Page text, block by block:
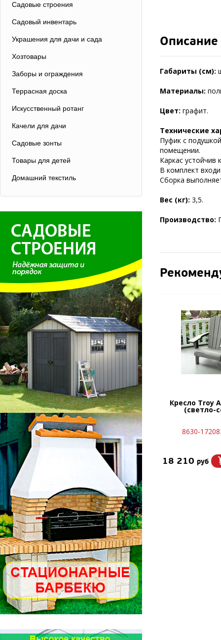
Садовые строения
Садовый инвентарь
Украшения для дачи и сада
Хозтовары
Заборы и ограждения
Террасная доска
Искусственный ротанг
Качели для дачи
Садовые зонты
Товары для детей
Домашний текстиль
Описание
Габариты (см):
Материалы:
Цвет: графит.
Технические
Пуфик с
помещении.
Каркас устойчив
В комплект
Сборка
Вес (кг): 3,5.
Производство:
Кресло Troy
(светло-
8630-
18 210 руб